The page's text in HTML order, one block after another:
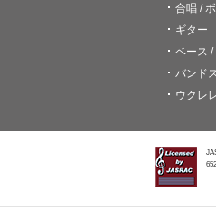
合唱 /
ギター
ベース /
バンド
ウクレ